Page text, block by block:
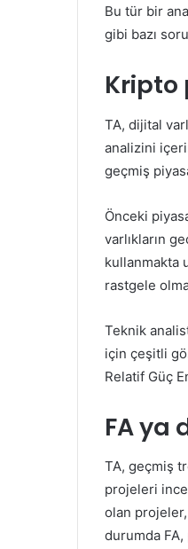
Bu tür bir
gibi bazı
Kripto
TA, dijital
analizini
geçmiş
Önceki
varlıkların
kullanmakta
rastgele
Teknik
için çeşitli
Relatif Güç
FA ya
TA, geçmiş
projeleri
olan
durumda